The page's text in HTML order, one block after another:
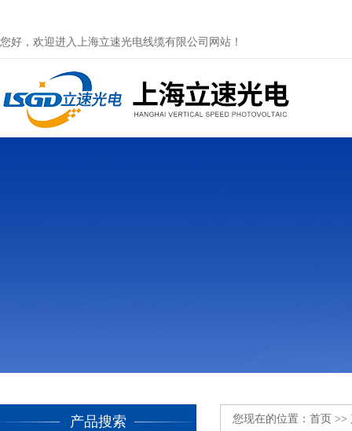
您好，欢迎进入上海立速光电线缆有限公司网站！
产品搜索 您现在的位置： 首页 >>